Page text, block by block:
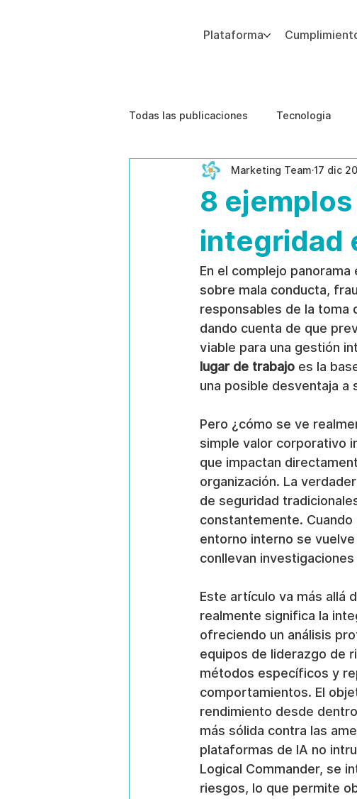
Plataforma
Todas las publicaciones Tecnologia
Estudios de caso Etica de IA
8
integridad
Marketing Team 17 dic
En el complejo
sobre mala conducta,
responsables de la toma
dando cuenta de que
viable para una gestión
lugar de trabajo es la
una posible desventaja
Pero ¿cómo se ve
simple valor corporativo
que impactan
organización. La
de seguridad
constantemente.
entorno interno se
conllevan
Este artículo va más allá
realmente significa la
ofreciendo un análisis
equipos de liderazgo de
métodos específicos y
comportamientos. El
rendimiento desde
más sólida contra las
plataformas de IA no
Logical Commander, se
riesgos, lo que permite